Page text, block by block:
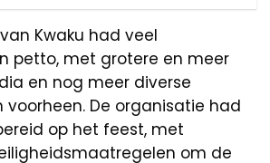
Kwaku had veel
petto, met grotere en meer
en nog meer diverse
De organisatie had
op het feest, met
om de